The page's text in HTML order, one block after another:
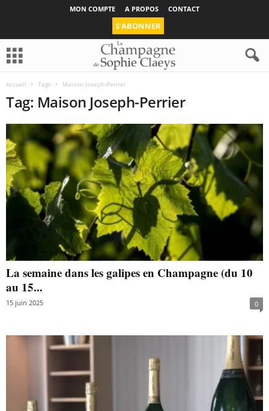
MON COMPTE A PROPOS CONTACT
S’ABONNER
Accueil Tags Maison Joseph-Perrier
Tag: Maison Joseph-Perrier
La semaine dans les galipes en Champagne (du 10
au 15...
15 juin 2025 0